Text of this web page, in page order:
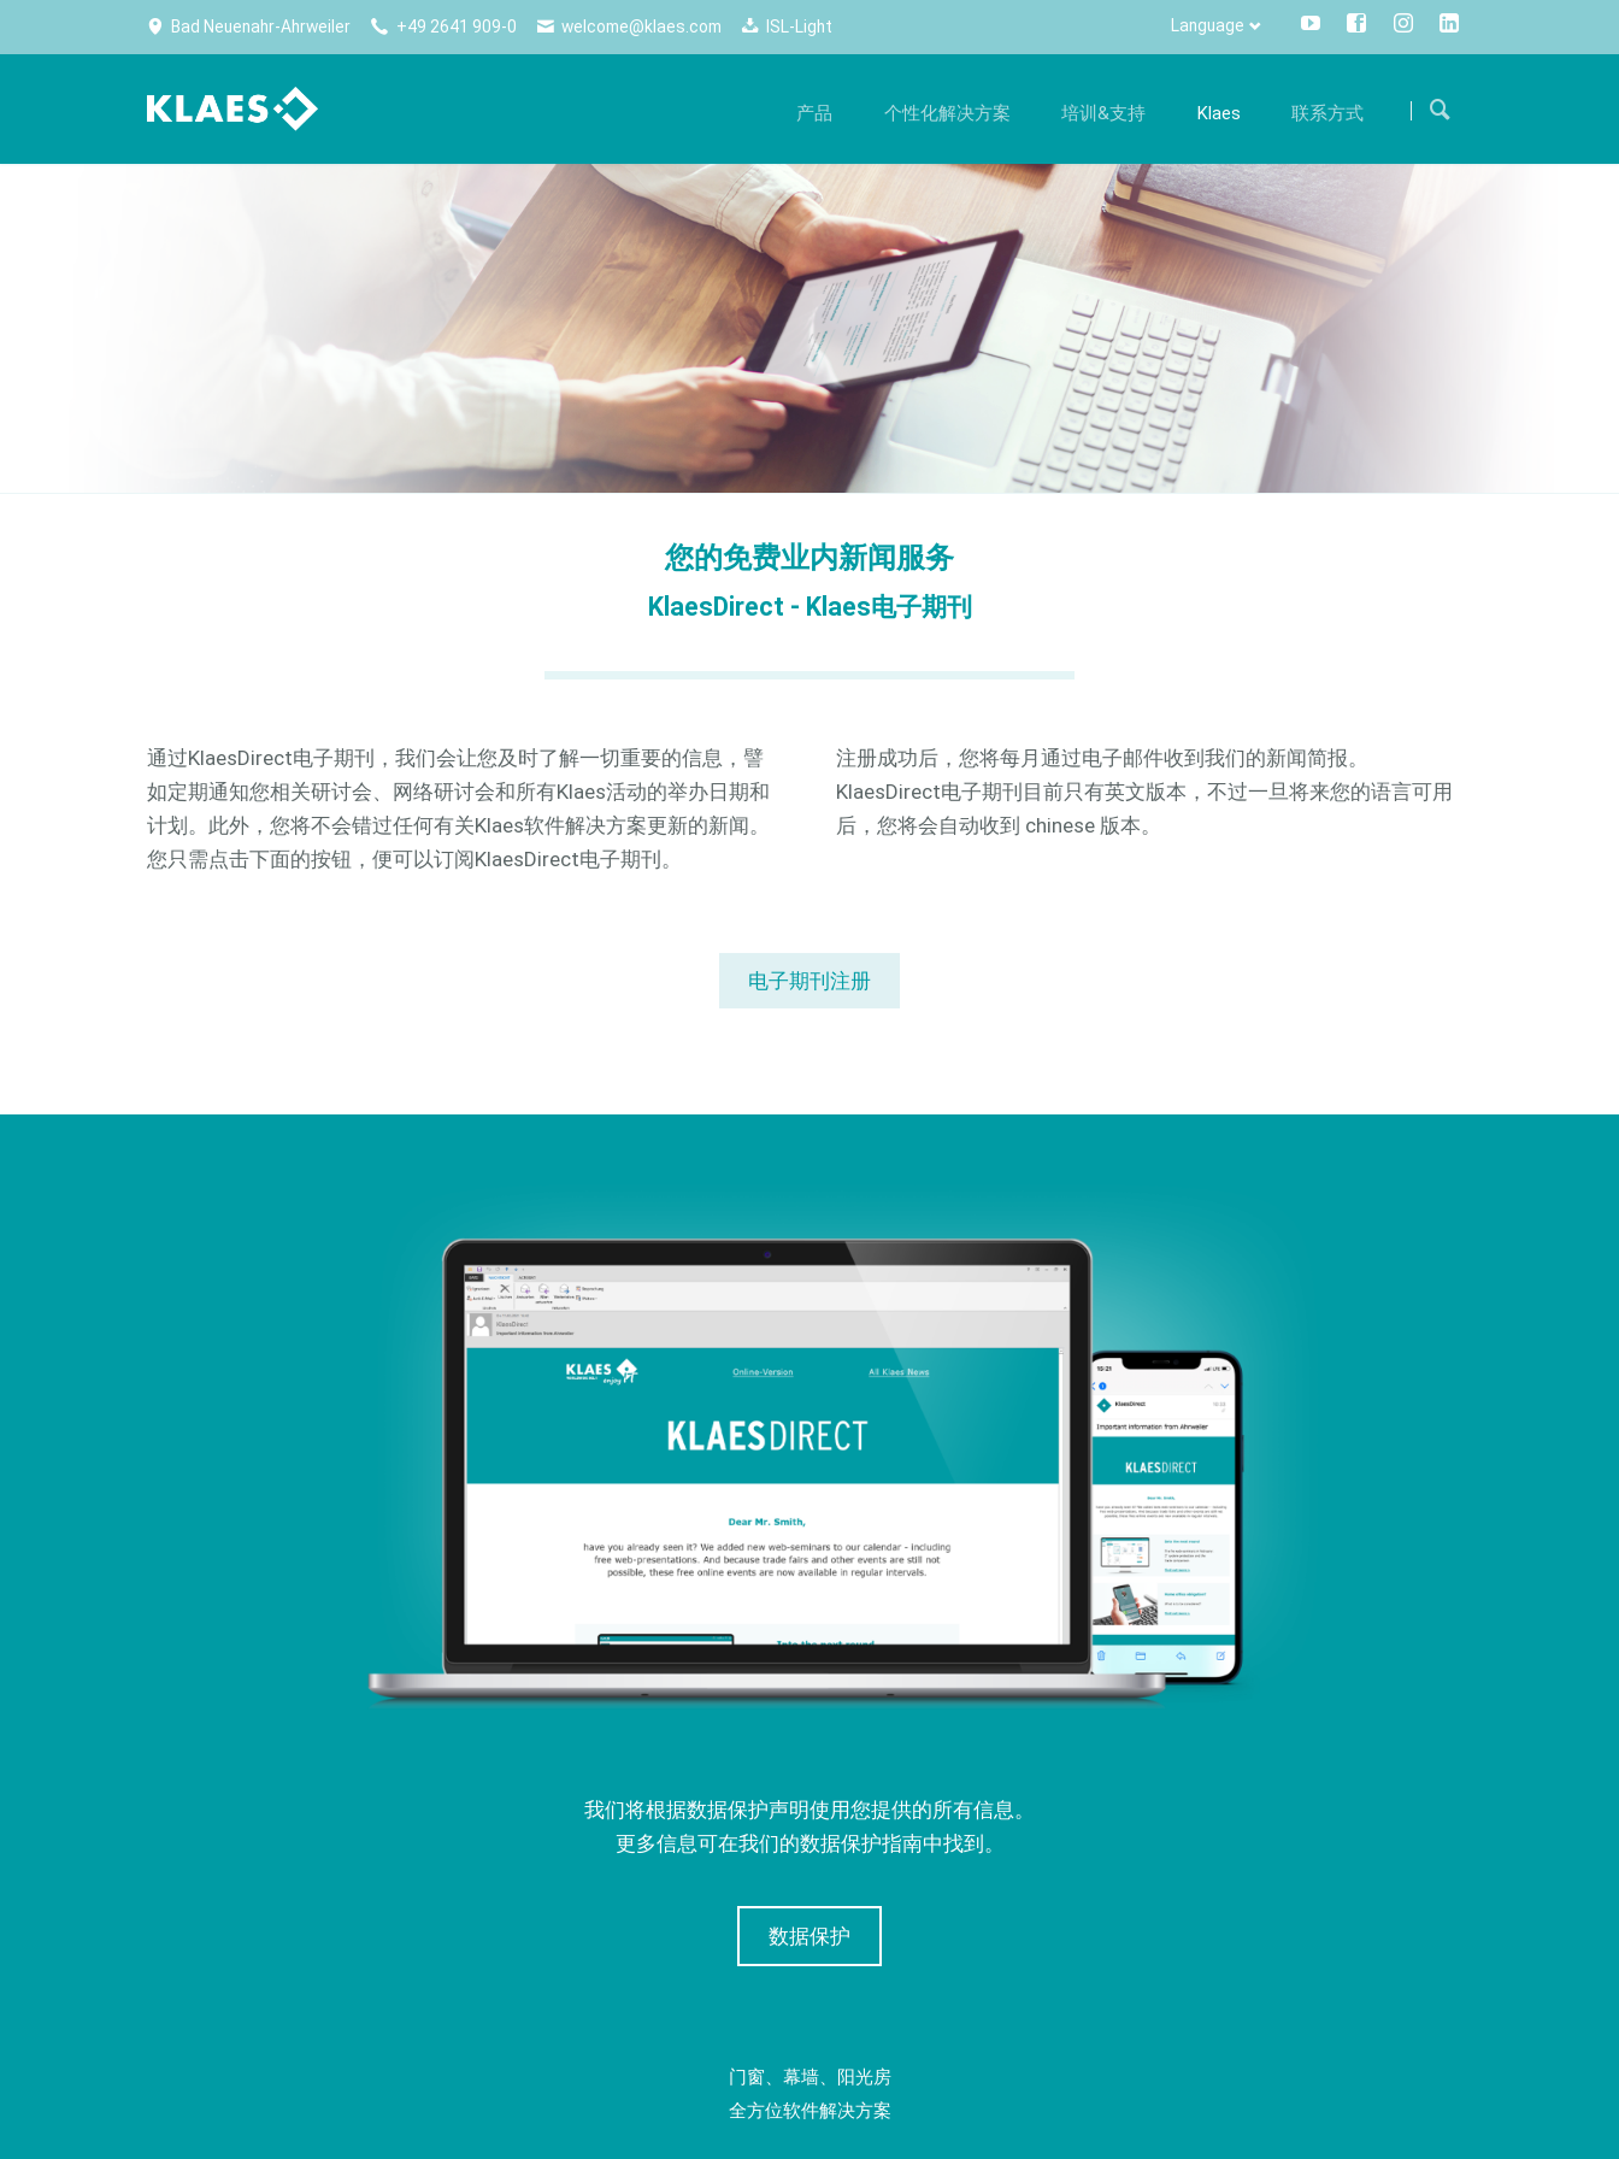
Bad Neuenahr-Ahrweiler +49 2641 909-0 welcome@klaes.com ISL-Light Language
navigation
产品
适合门窗制造专家的全方位解决方案
Klaes professional
实现自动化生产、适合各类门窗制造
Klaes trade
经销商门窗设计软件解决方案
阳光房、幕墙软件解决方案
个性化解决方案
生产管理
优化工作流程，提升生产质量
设备控制
卷帘配置器
门板配置
门设计师
CAM 2D
使用网络解决方案，尽享自由体验
网络商店
经销商端口
商务云
网页跟踪
经销商云服务
沟通
一键便可获取所有信息，灵活，全面
信息管理
CRM
DMS
培训&支持
手册
软件升级服务
硬件准备
Klaes
Klaes——门窗、幕墙、阳光房行业内，全球最大的
最新动态
随时掌握最新动态 ——Klaes的所有新闻和重要活动
一目了然。
电子期刊
Logos
成为我们国际团队的一员，用您的专业知识支持我
们。
招聘
联系方式
国际
热线电话
联系方式
您的免费业内新闻服务
KlaesDirect - Klaes电子期刊
通过KlaesDirect电子期刊，我们会让您及时了解一切重要的信息，譬
如定期通知您相关研讨会、网络研讨会和所有Klaes活动的举办日期和
计划。此外，您将不会错过任何有关Klaes软件解决方案更新的新闻。
您只需点击下面的按钮，便可以订阅KlaesDirect电子期刊。
注册成功后，您将每月通过电子邮件收到我们的新闻简报。
KlaesDirect电子期刊目前只有英文版本，不过一旦将来您的语言可用
后，您将会自动收到 chinese 版本。
电子期刊注册
我们将根据数据保护声明使用您提供的所有信息。
更多信息可在我们的数据保护指南中找到。
数据保护
门窗、幕墙、阳光房
全方位软件解决方案